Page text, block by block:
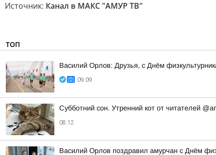
Источник: Канал в МАКС "АМУР ТВ"
ТОП
Василий Орлов: Друзья, с Днём
09:09
Субботний сон. Утренний кот от читателей
08:12
Василий Орлов поздравил амурчан с Днём